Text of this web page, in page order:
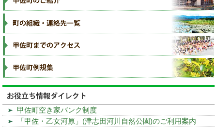
甲佐町空き家バンク制度
「甲佐・乙女河原」(津志田河川自然公園)のご利用案内